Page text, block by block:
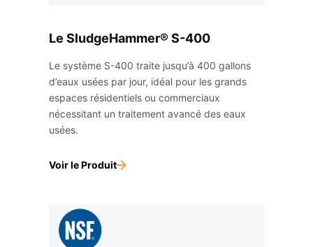
Le SludgeHammer® S-400
Le système S-400 traite jusqu’à 400 gallons
d’eaux usées par jour, idéal pour les grands
espaces résidentiels ou commerciaux
nécessitant un traitement avancé des eaux
usées.
Voir le Produit